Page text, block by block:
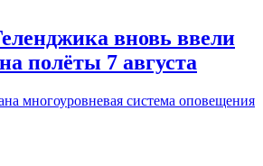
вновь ввели
полёты 7 августа